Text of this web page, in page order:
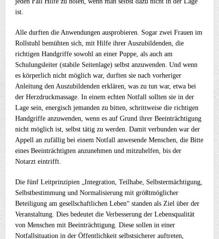
ist.
Alle durften die Anwendungen ausprobieren. Sogar zwei Frauen im
Rollstuhl bemühten sich, mit Hilfe ihrer Auszubildenden, die
richtigen Handgriffe sowohl an einer Puppe, als auch am
Schulungsleiter (stabile Seitenlage) selbst anzuwenden. Und wenn
es körperlich nicht möglich war, durften sie nach vorheriger
Anleitung den Auszubildenden erklären, was zu tun war, etwa bei
der Herzdruckmassage. In einem echten Notfall sollten sie in der
Lage sein, energisch jemanden zu bitten, schrittweise die richtigen
Handgriffe anzuwenden, wenn es auf Grund ihrer Beeinträchtigung
nicht möglich ist, selbst tätig zu werden. Damit verbunden war der
Appell an zufällig bei einem Notfall anwesende Menschen, die Bitte
eines Beeinträchtigten anzunehmen und mitzuhelfen, bis der
Notarzt eintrifft.
Die fünf Leitprinzipien „Integration, Teilhabe, Selbstermächtigung,
Selbstbestimmung und Normalisierung mit größtmöglicher
Beteiligung am gesellschaftlichen Leben“ standen als Ziel über der
Veranstaltung. Dies bedeutet die Verbesserung der Lebensqualität
von Menschen mit Beeinträchtigung. Diese sollen in einer
Notfallsituation in der Öffentlichkeit selbstsicherer auftreten,